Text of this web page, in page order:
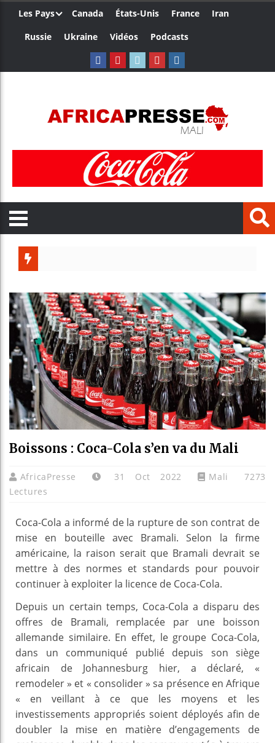
Les Pays Canada États-Unis France
Iran
Russie
Ukraine Vidéos Podcasts
Bénin :
Aliko
Boissons : Coca-Cola s’en va du Mali
AfricaPresse 31 Oct 2022 Mali
7273
Lectures
Coca-Cola a informé de la rupture de son contrat de
mise en bouteille avec Bramali. Selon la firme
américaine, la raison serait que Bramali devrait se
mettre à des normes et standards pour pouvoir
continuer à exploiter la licence de Coca-Cola.
Depuis un certain temps, Coca-Cola a disparu des
offres de Bramali, remplacée par une boisson
allemande similaire. En effet, le groupe Coca-Cola,
dans un communiqué publié depuis son siège
africain de Johannesburg hier, a déclaré, «
remodeler » et « consolider » sa présence en Afrique
« en veillant à ce que les moyens et les
investissements appropriés soient déployés afin de
doubler la mise en matière d’engagements de